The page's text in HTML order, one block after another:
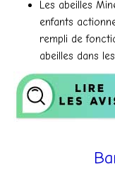
Les abeilles
enfants
rempli de
abeilles dans